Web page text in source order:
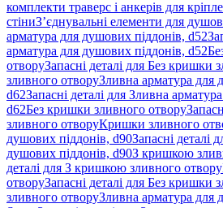
комплекти траверс і анкерів для
стіниЗ’єднувальні елементи для
арматура для душових піддонів, d52
арматура для душових піддонів, d52
отворуЗапасні деталі для Без кришки
зливного отворуЗливна арматура для
d62Запасні деталі для Зливна
d62Без кришки зливного отвору
зливного отворуКришки зливного
душових піддонів, d90Запасні деталі
душових піддонів, d90З кришкою
деталі для З кришкою зливного отвору
отворуЗапасні деталі для Без кришки
зливного отворуЗливна арматура для